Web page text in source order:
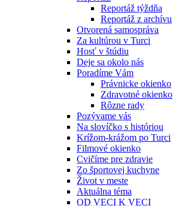
Reportáž týždňa
Reportáž z archívu
Otvorená samospráva
Za kultúrou v Turci
Hosť v štúdiu
Deje sa okolo nás
Poradíme Vám
Právnicke okienko
Zdravotné okienko
Rôzne rady
Pozývame vás
Na slovíčko s históriou
Krížom-krážom po Turci
Filmové okienko
Cvičíme pre zdravie
Zo športovej kuchyne
Život v meste
Aktuálna téma
OD VECI K VECI